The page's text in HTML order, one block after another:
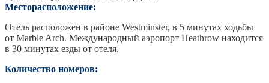
Месторасположение:
Отель расположен в районе Westminster, в 5 минутах ходьбы
от Marble Arch. Международный аэропорт Heathrow находится
в 30 минутах езды от отеля.
Количество номеров: